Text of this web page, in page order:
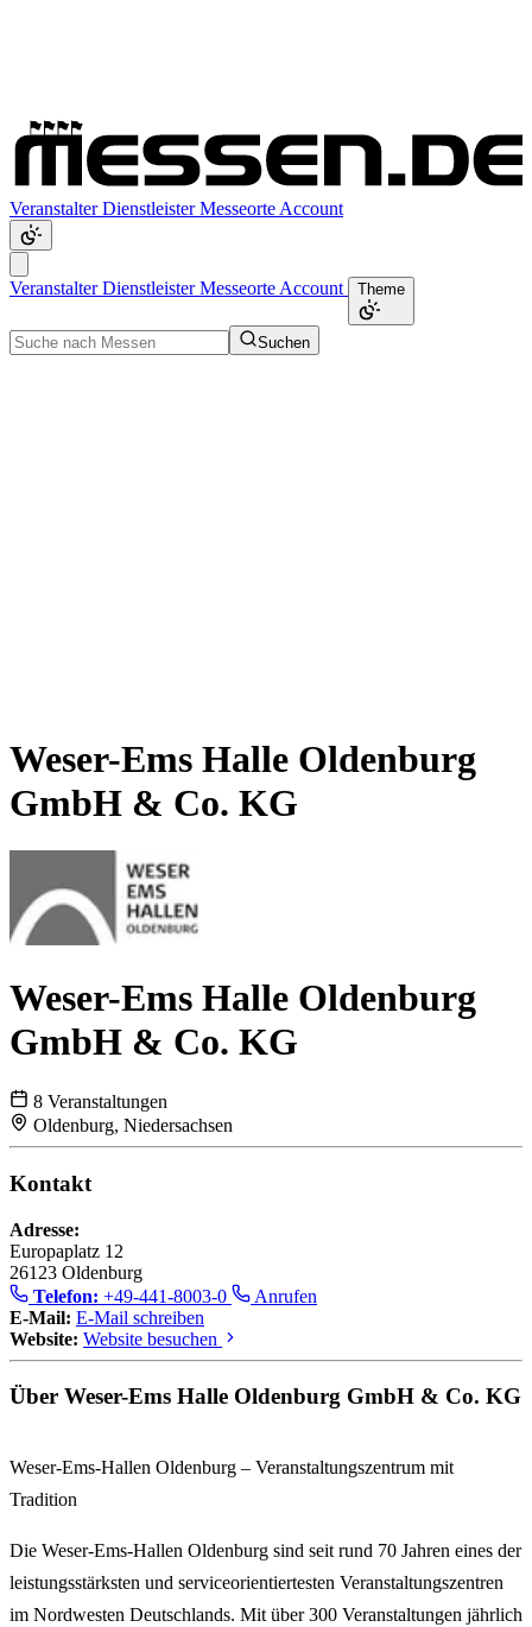
VeranstalterDienstleisterMesseorte Account
VeranstalterDienstleisterMesseorte Account Theme
Suchen
Weser-Ems Halle Oldenburg
GmbH & Co. KG
Weser-Ems Halle Oldenburg
GmbH & Co. KG
8 Veranstaltungen
Oldenburg, Niedersachsen
Kontakt
Adresse:
Europaplatz 12
26123 Oldenburg
Telefon: +49-441-8003-0
Anrufen
E-Mail: E-Mail schreiben
Website: Website besuchen
Über Weser-Ems Halle Oldenburg GmbH & Co. KG
Weser-Ems-Hallen Oldenburg – Veranstaltungszentrum mit
Tradition
Die Weser-Ems-Hallen Oldenburg sind seit rund 70 Jahren eines der
leistungsstärksten und serviceorientiertesten Veranstaltungszentren
im Nordwesten Deutschlands. Mit über300 Veranstaltungen jährlich